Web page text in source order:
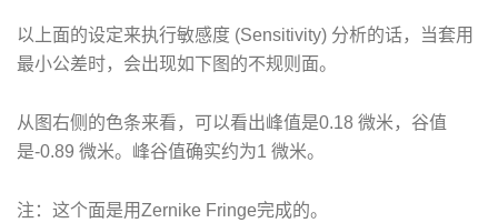
以上面的设定来执行敏感度 (Sensitivity) 分析的话，当套用
最小公差时，会出现如下图的不规则面。
从图右侧的色条来看，可以看出峰值是0.18 微米，谷值
是-0.89 微米。峰谷值确实约为1 微米。
注：这个面是用Zernike Fringe完成的。